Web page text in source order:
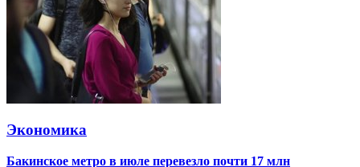
Экономика
Бакинское метро в июле перевезло почти 17 млн